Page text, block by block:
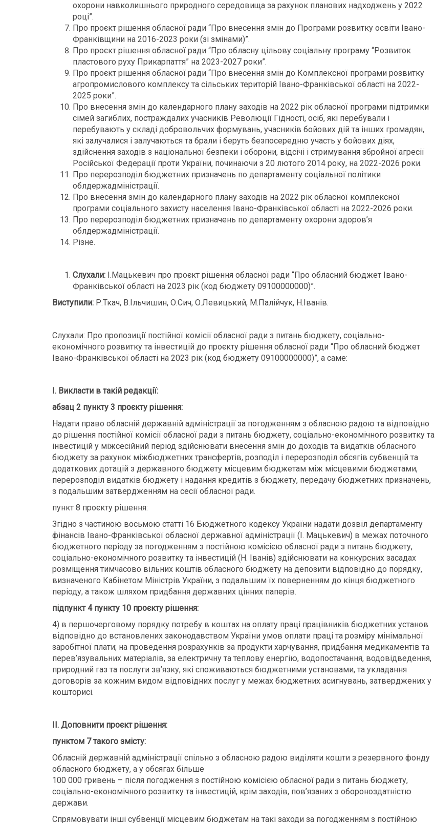
охорони навколишнього природного середовища за рахунок планових надходжень у 2022
році”.
Про проєкт рішення обласної ради “Про внесення змін до Програми розвитку освіти Івано-
Франківщини на 2016-2023 роки (зі змінами)”.
Про проєкт рішення обласної ради “Про обласну цільову соціальну програму “Розвиток
пластового руху Прикарпаття” на 2023-2027 роки”.
Про проєкт рішення обласної ради “Про внесення змін до Комплексної програми розвитку
агропромислового комплексу та сільських територій Івано-Франківської області на 2022-
2025 роки”.
Про внесення змін до календарного плану заходів на 2022 рік обласної програми підтримки
сімей загиблих, постраждалих учасників Революції Гідності, осіб, які перебували і
перебувають у складі добровольчих формувань, учасників бойових дій та інших громадян,
які залучалися і залучаються та брали і беруть безпосередню участь у бойових діях,
здійснення заходів з національної безпеки і оборони, відсічі і стримування збройної агресії
Російської Федерації проти України, починаючи з 20 лютого 2014 року, на 2022-2026 роки.
Про перерозподіл бюджетних призначень по департаменту соціальної політики
облдержадміністрації.
Про внесення змін до календарного плану заходів на 2022 рік обласної комплексної
програми соціального захисту населення Івано-Франківської області на 2022-2026 роки.
Про перерозподіл бюджетних призначень по департаменту охорони здоров’я
облдержадміністрації.
Різне.
Слухали: І.Мацькевич про проєкт рішення обласної ради “Про обласний бюджет Івано-
Франківської області на 2023 рік (код бюджету 09100000000)”.
Виступили: Р.Ткач, В.Ільчишин, О.Сич, О.Левицький, М.Палійчук, Н.Іванів.
Слухали: Про пропозиції постійної комісії обласної ради з питань бюджету, соціально-
економічного розвитку та інвестицій до проєкту рішення обласної ради “Про обласний бюджет
Івано-Франківської області на 2023 рік (код бюджету 09100000000)”, а саме:
І. Викласти в такій редакції:
абзац 2 пункту 3 проєкту рішення:
Надати право обласній державній адміністрації за погодженням з обласною радою та відповідно
до рішення постійної комісії обласної ради з питань бюджету, соціально-економічного розвитку та
інвестицій у міжсесійний період здійснювати внесення змін до доходів та видатків обласного
бюджету за рахунок міжбюджетних трансфертів, розподіл і перерозподіл обсягів субвенцій та
додаткових дотацій з державного бюджету місцевим бюджетам між місцевими бюджетами,
перерозподіл видатків бюджету і надання кредитів з бюджету, передачу бюджетних призначень,
з подальшим затвердженням на сесії обласної ради.
пункт 8 проєкту рішення:
Згідно з частиною восьмою статті 16 Бюджетного кодексу України надати дозвіл департаменту
фінансів Івано-Франківської обласної державної адміністрації (І. Мацькевич) в межах поточного
бюджетного періоду за погодженням з постійною комісією обласної ради з питань бюджету,
соціально-економічного розвитку та інвестицій (Н. Іванів) здійснювати на конкурсних засадах
розміщення тимчасово вільних коштів обласного бюджету на депозити відповідно до порядку,
визначеного Кабінетом Міністрів України, з подальшим їх поверненням до кінця бюджетного
періоду, а також шляхом придбання державних цінних паперів.
підпункт 4 пункту 10 проєкту рішення:
4) в першочерговому порядку потребу в коштах на оплату праці працівників бюджетних установ
відповідно до встановлених законодавством України умов оплати праці та розміру мінімальної
заробітної плати; на проведення розрахунків за продукти харчування, придбання медикаментів та
перев’язувальних матеріалів, за електричну та теплову енергію, водопостачання, водовідведення,
природний газ та послуги зв’язку, які споживаються бюджетними установами, та укладання
договорів за кожним видом відповідних послуг у межах бюджетних асигнувань, затверджених у
кошторисі.
ІІ. Доповнити проєкт рішення:
пунктом 7 такого змісту:
Обласній державній адміністрації спільно з обласною радою виділяти кошти з резервного фонду
обласного бюджету, а у обсягах більше
100 000 гривень – після погодження з постійною комісією обласної ради з питань бюджету,
соціально-економічного розвитку та інвестицій, крім заходів, пов’язаних з обороноздатністю
держави.
Спрямовувати інші субвенції місцевим бюджетам на такі заходи за погодженням з постійною